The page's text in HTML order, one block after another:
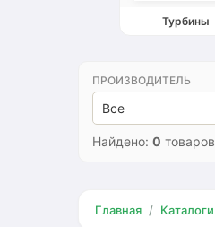
Турбины
ПРОИЗВОДИТЕЛЬ
Все
Найдено: 0 товаров
Главная Каталоги